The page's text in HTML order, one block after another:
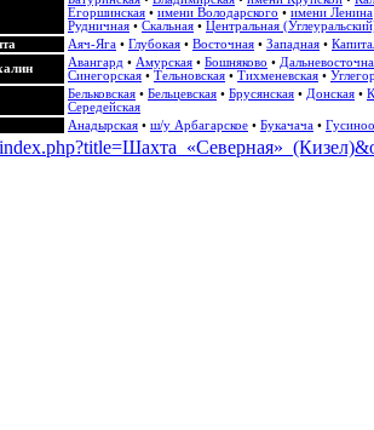
Егоршинская • имени Володарского • имени Ленина
Рудничная • Скальная • Центральная
Аяч-Яга • Глубокая • Восточная • Западная •
Авангард • Амурская • Бошняково •
Синегорская • Тельновская • Тихменевская •
Бельковская • Бельцевская • Брусянская • Донская •
Середейская
Анадырская • ш/у Арбагарское • Букачача •